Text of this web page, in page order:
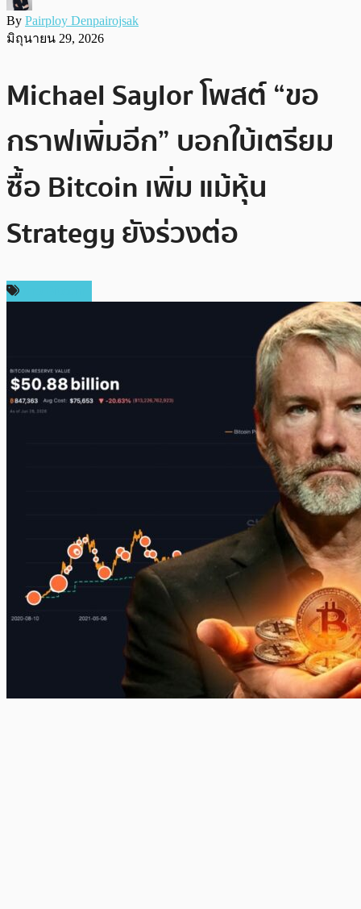
By Pairploy Denpairojsak
มิถุนายน 29, 2026
Michael Saylor โพสต์ “ขอ
กราฟเพิ่มอีก” บอกใบ้เตรียม
ซื้อ Bitcoin เพิ่ม แม้หุ้น
Strategy ยังร่วงต่อ